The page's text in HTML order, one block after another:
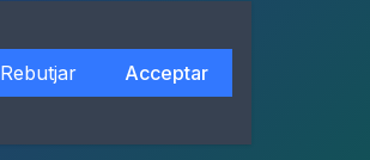
Rebutjar Acceptar